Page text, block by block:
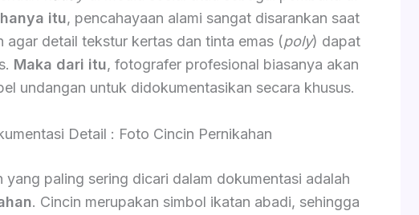
itu, pencahayaan alami sangat disarankan saat
agar detail tekstur kertas dan tinta emas (poly) dapat
Maka dari itu, fotografer profesional biasanya akan
undangan untuk didokumentasikan secara khusus.
Detail : Foto Cincin Pernikahan
yang paling sering dicari dalam dokumentasi adalah
. Cincin merupakan simbol ikatan abadi, sehingga